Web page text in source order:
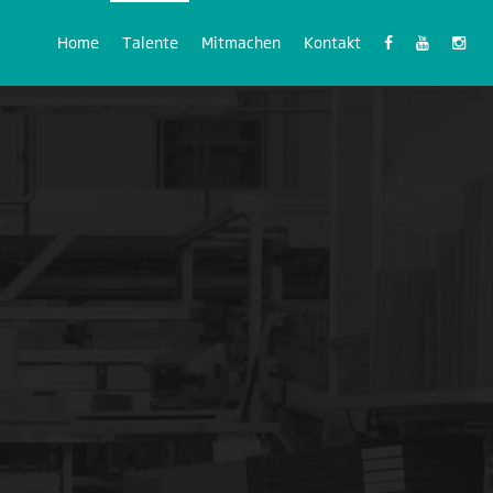
Home Talente Mitmachen Kontakt